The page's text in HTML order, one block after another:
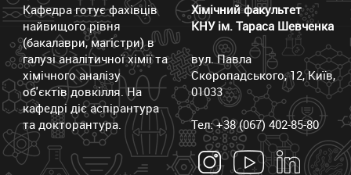
Кафедра готує фахівців
найвищого рівня
(бакалаври, магістри) в
галузі аналітичної хімії та
хімічного аналізу
об'єктів довкілля. На
кафедрі діє аспірантура
та докторантура.
Хімічний факультет
КНУ ім. Тараса Шевченка
вул. Павла
Скоропадського, 12, Київ,
01033
Тел: +38 (067) 402-85-80